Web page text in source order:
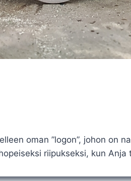
oman ”logon”, johon on
riipukseksi, kun